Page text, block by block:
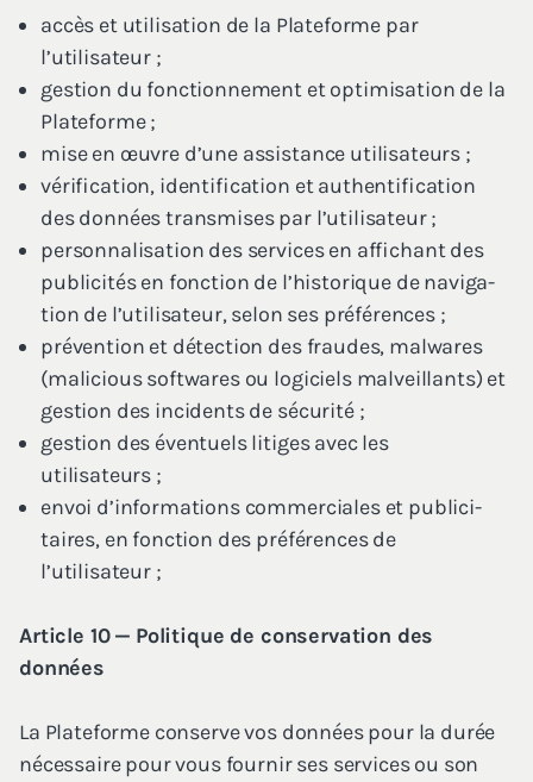
accès et uti­li­sa­tion de la Pla­te­forme par
l’utilisateur ;
ges­tion du fonc­tion­ne­ment et opti­mi­sa­tion de la
Plateforme ;
mise en œuvre d’une assis­tance utilisateurs ;
véri­fi­ca­tion, iden­ti­fi­ca­tion et authen­ti­fi­ca­tion
des don­nées trans­mises par l’utilisateur ;
per­son­na­li­sa­tion des ser­vices en affi­chant des
publi­ci­tés en fonc­tion de l’his­to­rique de navi­ga­
tion de l’u­ti­li­sa­teur, selon ses préférences ;
pré­ven­tion et détec­tion des fraudes, mal­wares
(mali­cious soft­wares ou logi­ciels mal­veillants) et
ges­tion des inci­dents de sécurité ;
ges­tion des éven­tuels litiges avec les
utilisateurs ;
envoi d’in­for­ma­tions com­mer­ciales et publi­ci­
taires, en fonc­tion des pré­fé­rences de
l’utilisateur ;
Article 10— Poli­tique de conser­va­tion des
données
La Pla­te­forme conserve vos don­nées pour la durée
néces­saire pour vous four­nir ses ser­vices ou son